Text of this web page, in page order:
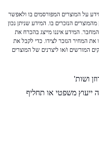
על המוצרים המפורסמים בו ולאפשר
הנזכרים בו. המידע שניתן נכון
המידע איננו מייצג בהכרח את
את המחיר הנזכר לצידו. כדי לקבל את
המורשים ו/או ליצרנים של המוצרים
ייעוץ משפטי או תחליף